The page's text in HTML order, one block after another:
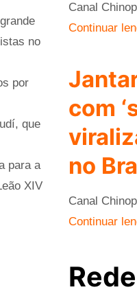
no
por
que
para a
XIV
Canal
Continuar
com
no
Canal
Continuar